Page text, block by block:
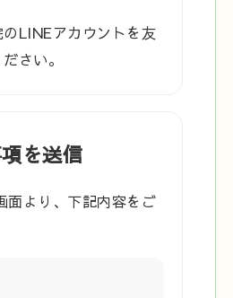
LINEアカウントを友
さい。
を送信
面より、下記内容をご